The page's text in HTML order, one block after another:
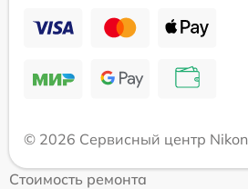
© 2026 Сервисный центр Nikon
Стоимость ремонта